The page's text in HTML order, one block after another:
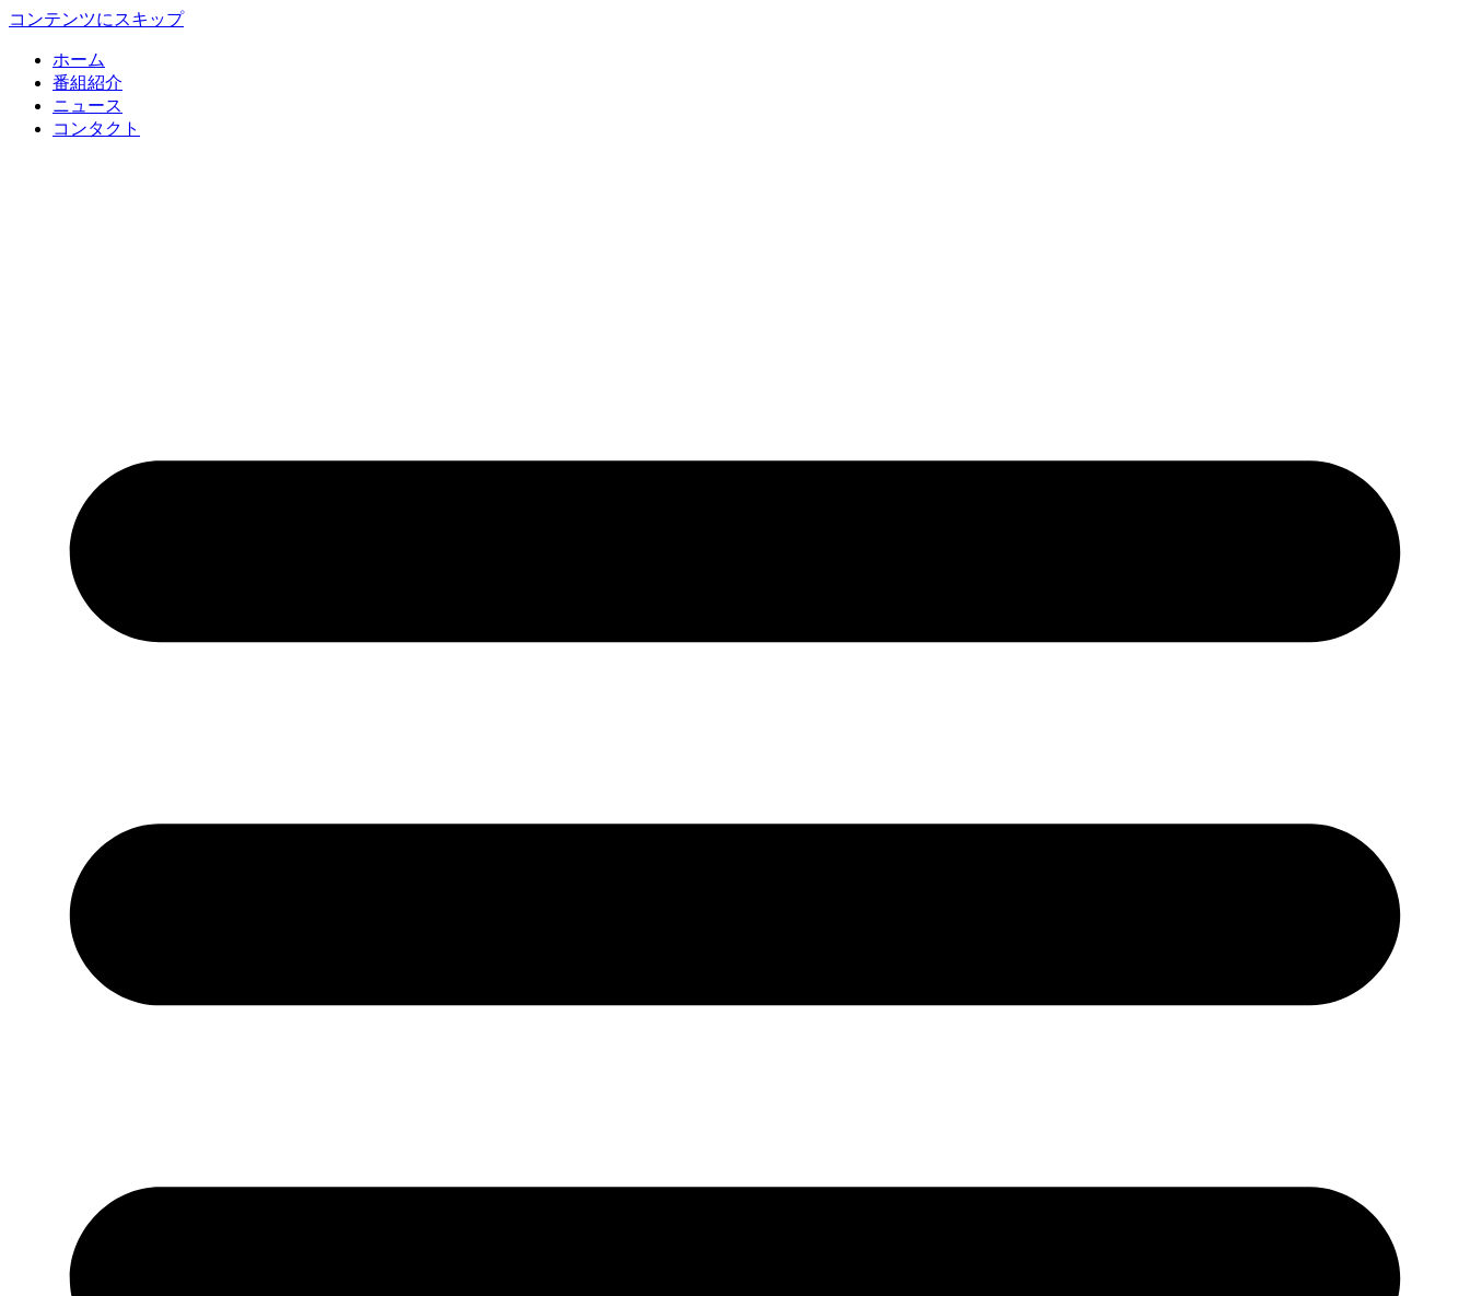
コンテンツにスキップ
ホーム
番組紹介
ニュース
コンタクト